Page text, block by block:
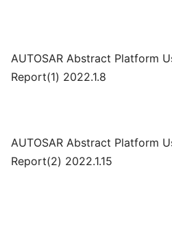
AUTOSAR Abstract Platform
Report(1) 2022.1.8
AUTOSAR Abstract Platform
Report(2) 2022.1.15